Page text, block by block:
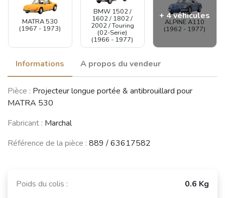
MATRA 530
(1967 - 1973)
BMW 1502 /
1602 / 1802 /
2002 / Touring
(02-Serie)
(1966 - 1977)
ALPINE A110
(1962 - 1977)
+ 4 véhicules
SIMCA Coupé
1000 / 1200 S
(1962 - 1971)
SIMCA 900 /
Simc'4 / 1000 / RENAULT
Ondine
(1956 - 1970)
Informations A propos du vendeur
Pièce : Projecteur longue portée & antibrouillard pour
MATRA 530
Fabricant : Marchal
Référence de la pièce : 889 / 63617582
Poids du colis :
0.6 Kg